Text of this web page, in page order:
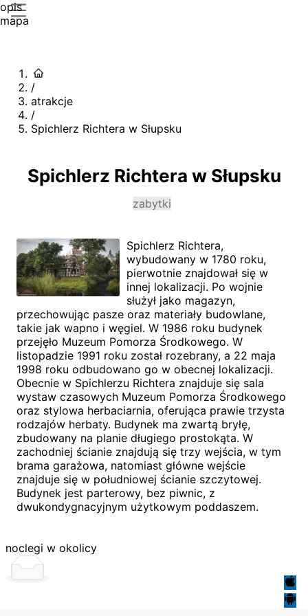
opis
mapa
/
atrakcje
/
Spichlerz Richtera w Słupsku
Spichlerz Richtera w Słupsku
zabytki
Spichlerz Richtera,
wybudowany w 1780 roku,
pierwotnie znajdował się w
innej lokalizacji. Po wojnie
służył jako magazyn,
przechowując pasze oraz materiały budowlane,
takie jak wapno i węgiel. W 1986 roku budynek
przejęło Muzeum Pomorza Środkowego. W
listopadzie 1991 roku został rozebrany, a 22 maja
1998 roku odbudowano go w obecnej lokalizacji.
Obecnie w Spichlerzu Richtera znajduje się sala
wystaw czasowych Muzeum Pomorza Środkowego
oraz stylowa herbaciarnia, oferująca prawie trzysta
rodzajów herbaty. Budynek ma zwartą bryłę,
zbudowany na planie długiego prostokąta. W
zachodniej ścianie znajdują się trzy wejścia, w tym
brama garażowa, natomiast główne wejście
znajduje się w południowej ścianie szczytowej.
Budynek jest parterowy, bez piwnic, z
dwukondygnacyjnym użytkowym poddaszem.
noclegi w okolicy